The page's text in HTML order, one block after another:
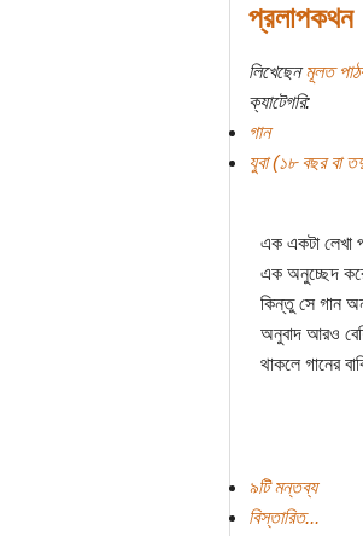
প্রলাপকথন
লিখেছেনমূলত
ক্যাটেগরি:
গান
যুবা (১৮ বছর বা
এক একটা লেখা
এক অনুচ্ছেদ
কিন্তু সে গান
অনুবাদ আরও
থাকলে গানের
৯টি মন্তব্য
বিস্তারিত...